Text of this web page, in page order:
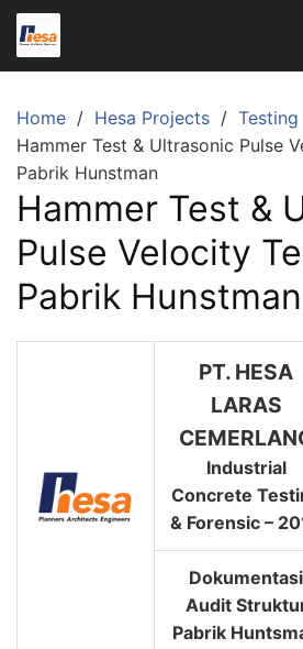
Skip
content
Home Hesa Projects Testing
Hammer Test & Ultrasonic Pulse
Pabrik Hunstman
Hammer Test &
Pulse Velocity
Pabrik Hunstman
PT. HESA
LARAS
Industrial
Concrete
& Forensic –
Dokumentasi
Audit
Pabrik